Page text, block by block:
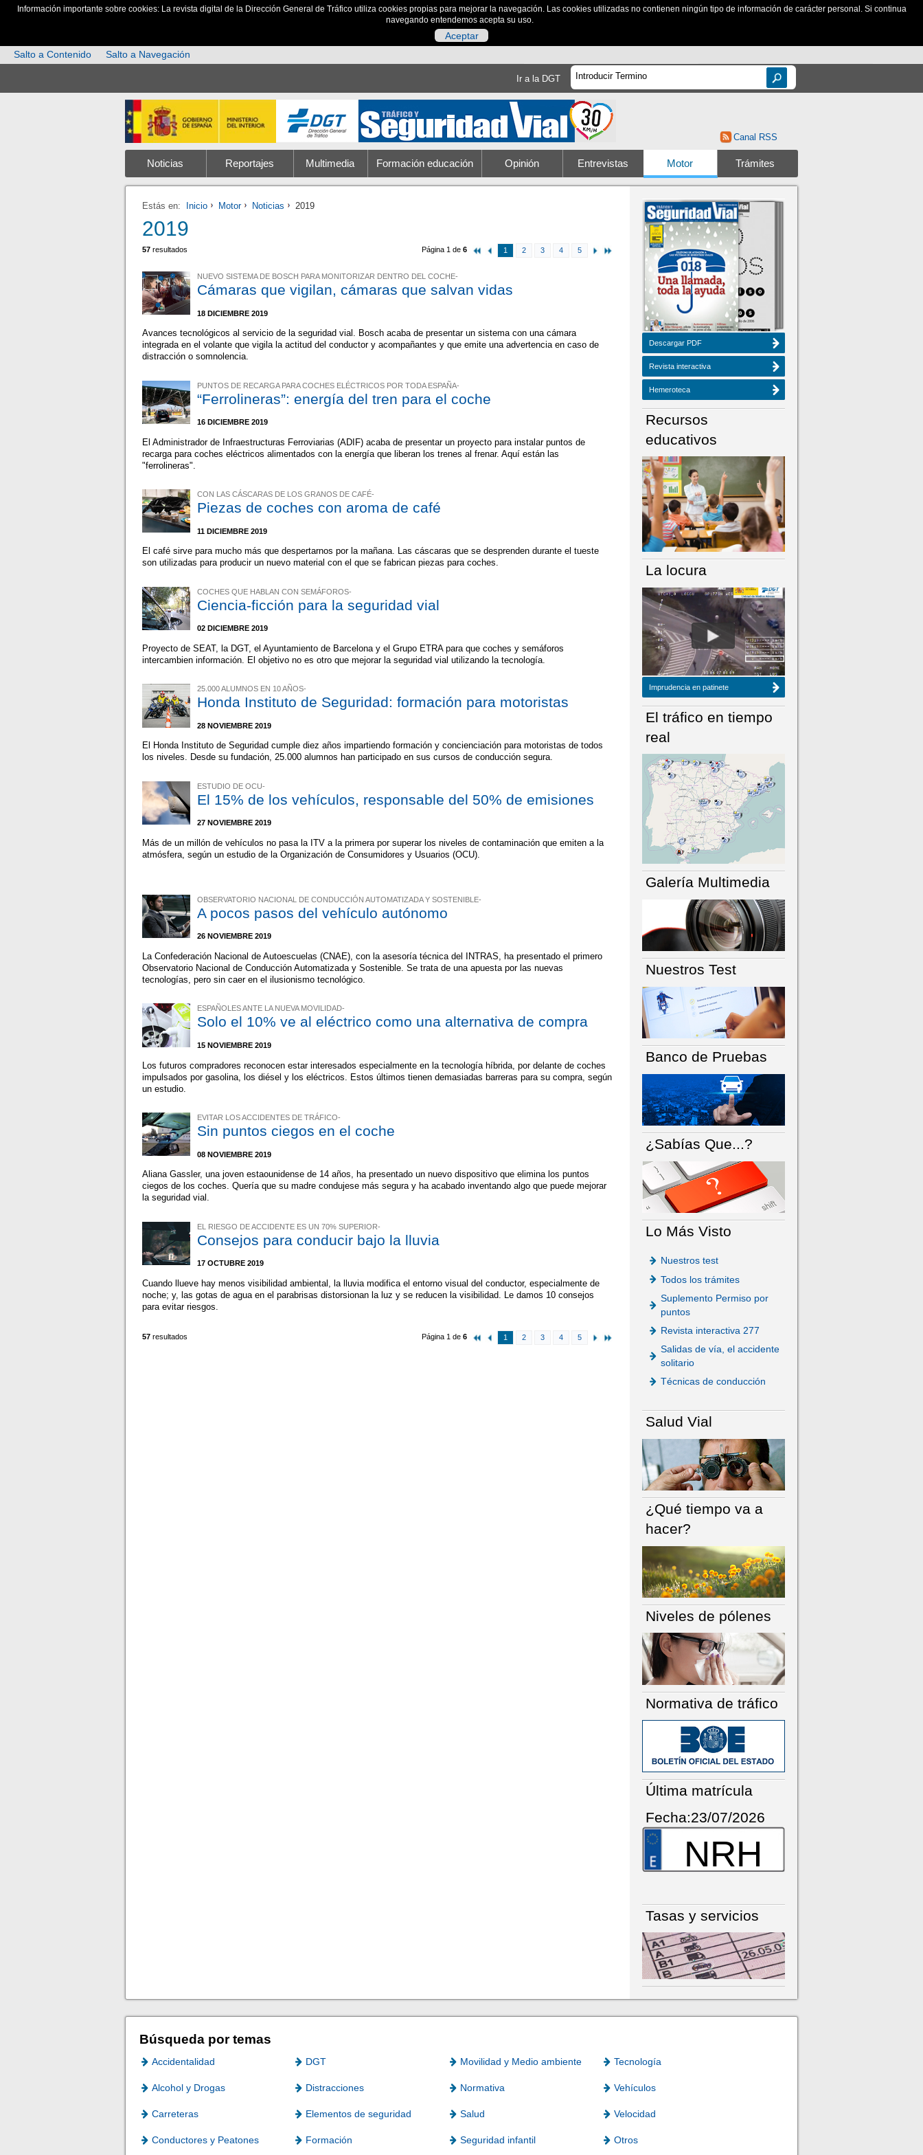
Información importante sobre cookies: La revista digital de la Dirección General de Tráfico utiliza cookies propias para mejorar la navegación. Las cookies utilizadas no contienen ningún tipo de información de carácter personal. Si continua
navegando entendemos acepta su uso.
Aceptar
Salto a Contenido
Salto a Navegación
Ir a la DGT
Canal RSS
Noticias Reportajes Multimedia Formación educación Opinión Entrevistas Motor Trámites
Estás en: Inicio Motor Noticias 2019
2019
57 resultados Página 1 de6 1 2 3 4 5
NUEVO SISTEMA DE BOSCH PARA MONITORIZAR DENTRO DEL COCHE-
Cámaras que vigilan, cámaras que salvan vidas
18 DICIEMBRE 2019
Avances tecnológicos al servicio de la seguridad vial. Bosch acaba de presentar un sistema con una cámara
integrada en el volante que vigila la actitud del conductor y acompañantes y que emite una advertencia en caso de
distracción o somnolencia.
PUNTOS DE RECARGA PARA COCHES ELÉCTRICOS POR TODA ESPAÑA-
“Ferrolineras”: energía del tren para el coche
16 DICIEMBRE 2019
El Administrador de Infraestructuras Ferroviarias (ADIF) acaba de presentar un proyecto para instalar puntos de
recarga para coches eléctricos alimentados con la energía que liberan los trenes al frenar. Aquí están las
"ferrolineras".
CON LAS CÁSCARAS DE LOS GRANOS DE CAFÉ-
Piezas de coches con aroma de café
11 DICIEMBRE 2019
El café sirve para mucho más que despertarnos por la mañana. Las cáscaras que se desprenden durante el tueste
son utilizadas para producir un nuevo material con el que se fabrican piezas para coches.
COCHES QUE HABLAN CON SEMÁFOROS-
Ciencia-ficción para la seguridad vial
02 DICIEMBRE 2019
Proyecto de SEAT, la DGT, el Ayuntamiento de Barcelona y el Grupo ETRA para que coches y semáforos
intercambien información. El objetivo no es otro que mejorar la seguridad vial utilizando la tecnología.
25.000 ALUMNOS EN 10 AÑOS-
Honda Instituto de Seguridad: formación para motoristas
28 NOVIEMBRE 2019
El Honda Instituto de Seguridad cumple diez años impartiendo formación y concienciación para motoristas de todos
los niveles. Desde su fundación, 25.000 alumnos han participado en sus cursos de conducción segura.
ESTUDIO DE OCU-
El 15% de los vehículos, responsable del 50% de emisiones
27 NOVIEMBRE 2019
Más de un millón de vehículos no pasa la ITV a la primera por superar los niveles de contaminación que emiten a la
atmósfera, según un estudio de la Organización de Consumidores y Usuarios (OCU).
OBSERVATORIO NACIONAL DE CONDUCCIÓN AUTOMATIZADA Y SOSTENIBLE-
A pocos pasos del vehículo autónomo
26 NOVIEMBRE 2019
La Confederación Nacional de Autoescuelas (CNAE), con la asesoría técnica del INTRAS, ha presentado el primero
Observatorio Nacional de Conducción Automatizada y Sostenible. Se trata de una apuesta por las nuevas
tecnologías, pero sin caer en el ilusionismo tecnológico.
ESPAÑOLES ANTE LA NUEVA MOVILIDAD-
Solo el 10% ve al eléctrico como una alternativa de compra
15 NOVIEMBRE 2019
Los futuros compradores reconocen estar interesados especialmente en la tecnología híbrida, por delante de coches
impulsados por gasolina, los diésel y los eléctricos. Estos últimos tienen demasiadas barreras para su compra, según
un estudio.
EVITAR LOS ACCIDENTES DE TRÁFICO-
Sin puntos ciegos en el coche
08 NOVIEMBRE 2019
Aliana Gassler, una joven estaounidense de 14 años, ha presentado un nuevo dispositivo que elimina los puntos
ciegos de los coches. Quería que su madre condujese más segura y ha acabado inventando algo que puede mejorar
la seguridad vial.
EL RIESGO DE ACCIDENTE ES UN 70% SUPERIOR-
Consejos para conducir bajo la lluvia
17 OCTUBRE 2019
Cuando llueve hay menos visibilidad ambiental, la lluvia modifica el entorno visual del conductor, especialmente de
noche; y, las gotas de agua en el parabrisas distorsionan la luz y se reducen la visibilidad. Le damos 10 consejos
para evitar riesgos.
57 resultados Página 1 de6 1 2 3 4 5
NÚMERO ACTUAL HEMEROTECA
Descargar PDF
Revista interactiva
Hemeroteca
Recursos
educativos
La locura
Imprudencia en patinete
El tráfico en tiempo
real
Galería Multimedia
Nuestros Test
Banco de Pruebas
¿Sabías Que...?
Lo Más Visto
Nuestros test
Todos los trámites
Suplemento Permiso por
puntos
Revista interactiva 277
Salidas de vía, el accidente
solitario
Técnicas de conducción
Salud Vial
¿Qué tiempo va a
hacer?
Niveles de pólenes
Normativa de tráfico
Última matrícula
Fecha:23/07/2026
NRH
Tasas y servicios
Búsqueda por temas
Accidentalidad DGT Movilidad y Medio ambiente Tecnología
Alcohol y Drogas Distracciones Normativa Vehículos
Carreteras Elementos de seguridad Salud Velocidad
Conductores y Peatones Formación Seguridad infantil Otros